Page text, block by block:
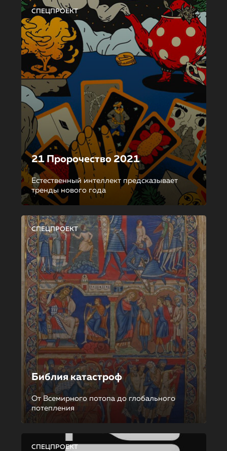
СПЕЦПРОЕКТ
21 Пророчество 2021
Естественный интеллект предсказывает
тренды нового года
СПЕЦПРОЕКТ
Библия катастроф
От Всемирного потопа до глобального
потепления
СПЕЦПРОЕКТ